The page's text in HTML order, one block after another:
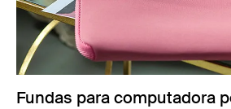
Fundas para computadora